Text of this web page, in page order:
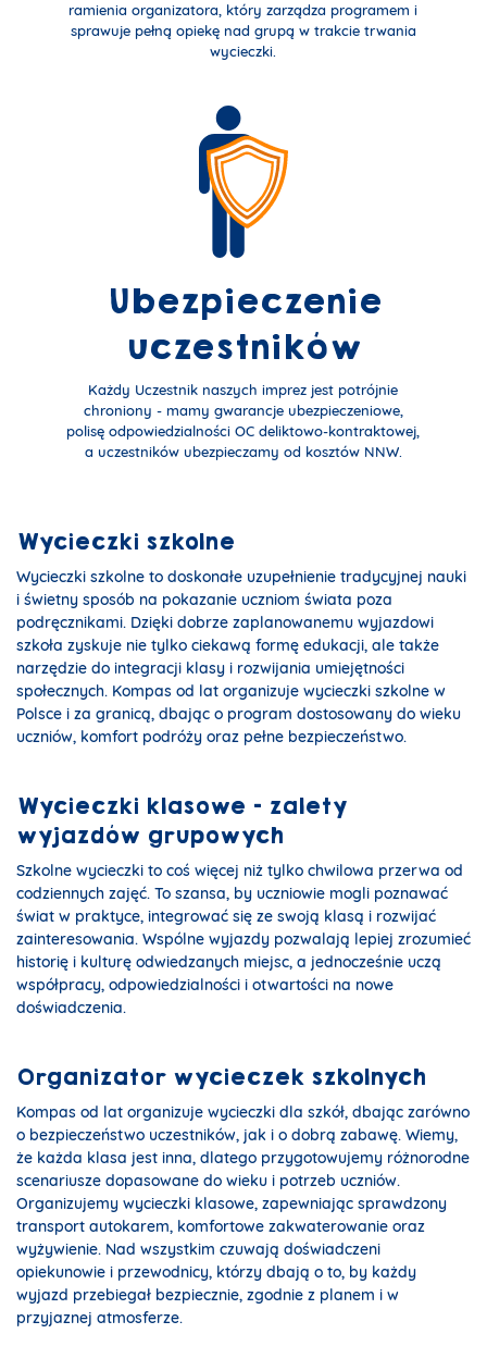
ramienia organizatora, który zarządza programem i
sprawuje pełną opiekę nad grupą w trakcie trwania
wycieczki.
Ubezpieczenie
uczestników
Każdy Uczestnik naszych imprez jest potrójnie
chroniony - mamy gwarancje ubezpieczeniowe,
polisę odpowiedzialności OC deliktowo-kontraktowej,
a uczestników ubezpieczamy od kosztów NNW.
Wycieczki szkolne
Wycieczki szkolne to doskonałe uzupełnienie tradycyjnej nauki
i świetny sposób na pokazanie uczniom świata poza
podręcznikami. Dzięki dobrze zaplanowanemu wyjazdowi
szkoła zyskuje nie tylko ciekawą formę edukacji, ale także
narzędzie do integracji klasy i rozwijania umiejętności
społecznych. Kompas od lat organizuje wycieczki szkolne w
Polsce i za granicą, dbając o program dostosowany do wieku
uczniów, komfort podróży oraz pełne bezpieczeństwo.
Wycieczki klasowe - zalety
wyjazdów grupowych
Szkolne wycieczki to coś więcej niż tylko chwilowa przerwa od
codziennych zajęć. To szansa, by uczniowie mogli poznawać
świat w praktyce, integrować się ze swoją klasą i rozwijać
zainteresowania. Wspólne wyjazdy pozwalają lepiej zrozumieć
historię i kulturę odwiedzanych miejsc, a jednocześnie uczą
współpracy, odpowiedzialności i otwartości na nowe
doświadczenia.
Organizator wycieczek szkolnych
Kompas od lat organizuje wycieczki dla szkół, dbając zarówno
o bezpieczeństwo uczestników, jak i o dobrą zabawę. Wiemy,
że każda klasa jest inna, dlatego przygotowujemy różnorodne
scenariusze dopasowane do wieku i potrzeb uczniów.
Organizujemy wycieczki klasowe, zapewniając sprawdzony
transport autokarem, komfortowe zakwaterowanie oraz
wyżywienie. Nad wszystkim czuwają doświadczeni
opiekunowie i przewodnicy, którzy dbają o to, by każdy
wyjazd przebiegał bezpiecznie, zgodnie z planem i w
przyjaznej atmosferze.